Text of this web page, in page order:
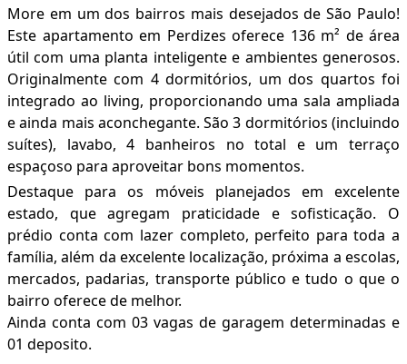
More em um dos bairros mais desejados de São Paulo!
Este apartamento em Perdizes oferece 136 m² de área
útil com uma planta inteligente e ambientes generosos.
Originalmente com 4 dormitórios, um dos quartos foi
integrado ao living, proporcionando uma sala ampliada
e ainda mais aconchegante. São 3 dormitórios (incluindo
suítes), lavabo, 4 banheiros no total e um terraço
espaçoso para aproveitar bons momentos.
Destaque para os móveis planejados em excelente
estado, que agregam praticidade e sofisticação. O
prédio conta com lazer completo, perfeito para toda a
família, além da excelente localização, próxima a escolas,
mercados, padarias, transporte público e tudo o que o
bairro oferece de melhor.
Ainda conta com 03 vagas de garagem determinadas e
01 deposito.